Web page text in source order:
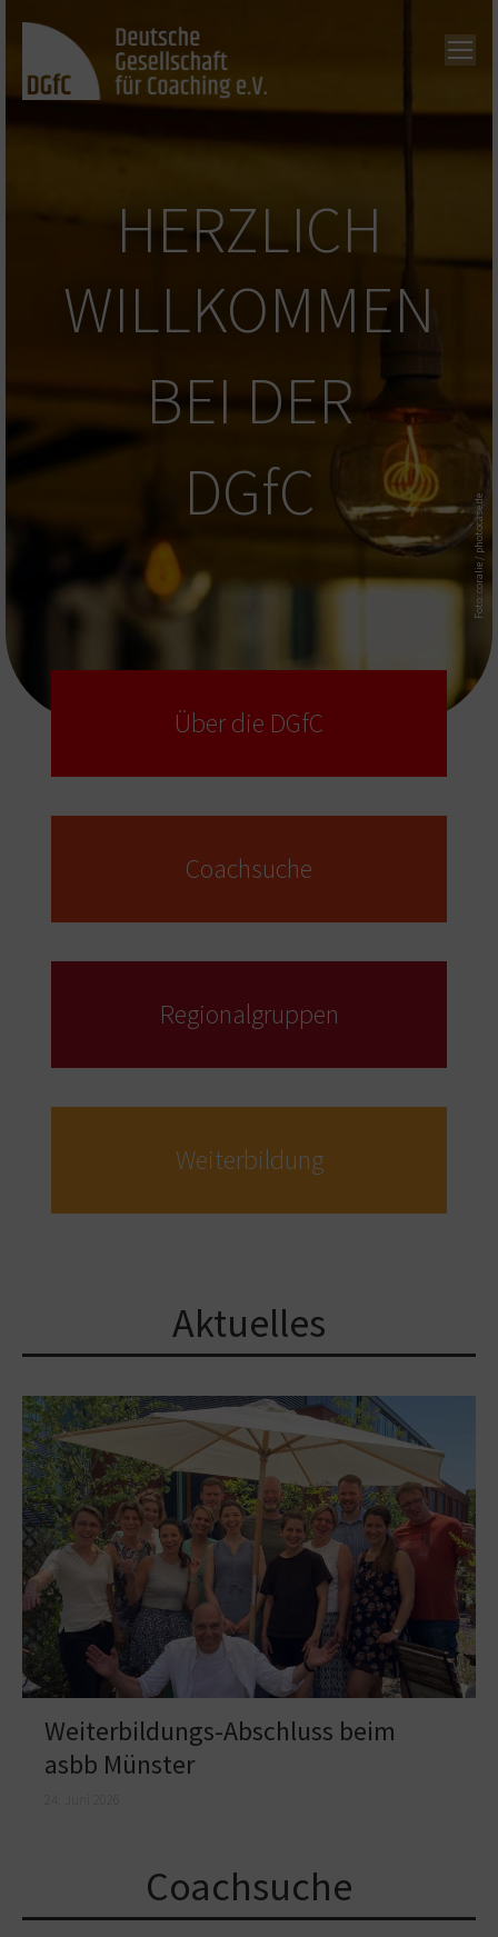
HERZLICH
WILLKOMMEN
BEI DER
DGfC
Foto: coralie / photocase.de
Über die DGfC
Coachsuche
Regional­gruppen
Weiter­bildung
Aktuelles
Weiterbildungs-Abschluss beim
asbb Münster
Coachsuche